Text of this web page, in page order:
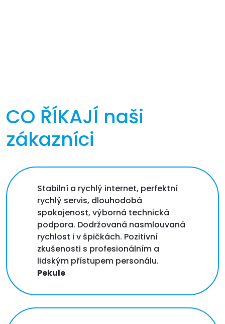
CO ŘÍKAJÍ naši
zákazníci
Stabilní a rychlý internet, perfektní
rychlý servis, dlouhodobá
spokojenost, výborná technická
podpora. Dodržovaná nasmlouvaná
rychlost i v špičkách. Pozitivní
zkušenosti s profesionálním a
lidským přístupem personálu.
Pekule